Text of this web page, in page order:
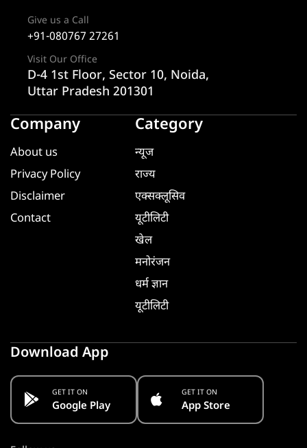
Give us a Call
+91-080767 27261
Visit Our Office
D-4 1st Floor, Sector 10, Noida,
Uttar Pradesh 201301
Company
About us
Privacy Policy
Disclaimer
Contact
Category
न्यूज
राज्य
एक्सक्लूसिव
यूटीलिटी
खेल
मनोरंजन
धर्म ज्ञान
यूटीलिटी
Download App
GET IT ON
Google Play
GET IT ON
App Store